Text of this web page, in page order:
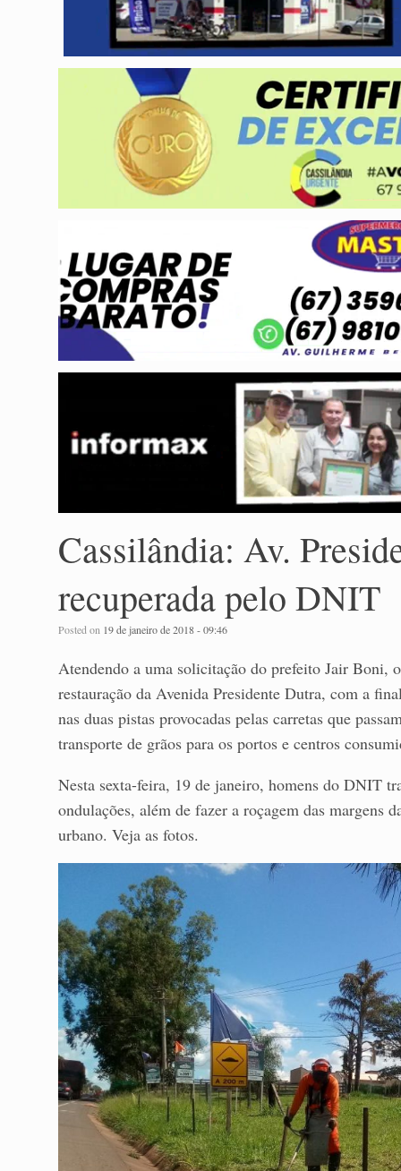
Cassilândia: Av.
recuperada pelo DNIT
Posted on 19 de janeiro de 2018 - 09:46
Atendendo a uma solicitação do prefeito Jair Boni,
restauração da Avenida Presidente Dutra, com a
nas duas pistas provocadas pelas carretas que
transporte de grãos para os portos e centros
Nesta sexta-feira, 19 de janeiro, homens do DNIT
ondulações, além de fazer a roçagem das margens
urbano. Veja as fotos.